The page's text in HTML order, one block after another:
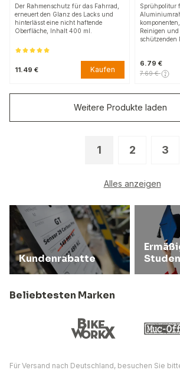
Der Rahmenschutz für das Fahrrad,
erneuert den Glanz des Lacks und
hinterlässt eine nicht haftende
Oberfläche, Inhalt 400 ml.
11.49 € Kaufen
Sprühpolitur
Reinigen
schützenden
6.79 €
7.69 €
1 2 3
Alles anzeigen
Weitere Produkte laden
Kundenrabatte
Beliebtesten Marken
Für Versand nach Deutschland, besuchen Sie